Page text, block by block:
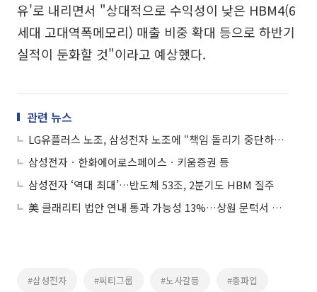
유'로 내리면서 "상대적으로 수익성이 낮은 HBM4(6
세대 고대역폭메모리) 매출 비중 확대 등으로 하반기
실적이 둔화할 것"이라고 예상했다.
관련 뉴스
LG유플러스 노조, 삼성전자 노조에 “책임 돌리기 중단하라” 반발
삼성전자ㆍ한화에어로스페이스ㆍ키움증권 등
삼성전자 ‘역대 최대’…반도체 53조, 2분기도 HBM 질주
美 클래리티 법안 연내 통과 가능성 13%…상원 문턱서 제동
#삼성전자 #씨티그룹 #노사갈등 #총파업